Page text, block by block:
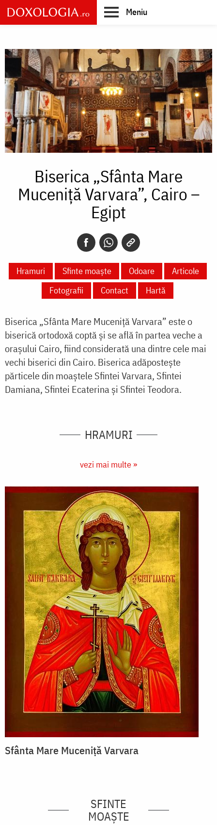
Skip
to
main
Meniu
Biserica „Sfânta Mare
Muceniță Varvara”, Cairo –
Egipt
Hramuri Sfinte moaște Odoare
Articole
Fotografii
Contact Hartă
Biserica „Sfânta Mare Muceniță Varvara” este o
biserică ortodoxă coptă și se află în partea veche a
orașului Cairo, fiind considerată una dintre cele mai
vechi biserici din Cairo. Biserica adăpostește
părticele din moaștele Sfintei Varvara, Sfintei
Damiana, Sfintei Ecaterina și Sfintei Teodora.
HRAMURI
vezi mai multe »
Sfânta Mare Muceniță Varvara
SFINTE
MOAȘTE